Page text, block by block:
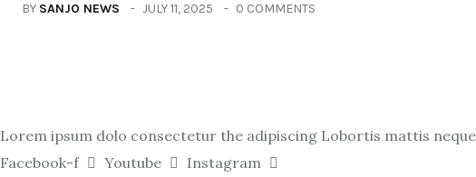
BY SANJO NEWS JULY 11, 2025 0 COMMENTS
Lorem ipsum dolo consectetur the adipiscing Lobortis mattis
Facebook-f
Youtube Instagram